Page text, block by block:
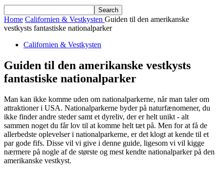
Home Californien & Vestkysten Guiden til den amerikanske
vestkysts fantastiske nationalparker
Californien & Vestkysten
Guiden til den amerikanske vestkysts
fantastiske nationalparker
Man kan ikke komme uden om nationalparkerne, når man taler om
attraktioner i USA. Nationalparkerne byder på naturfænomener, du
ikke finder andre steder samt et dyreliv, der er helt unikt - alt
sammen noget du får lov til at komme helt tæt på. Men for at få de
allerbedste oplevelser i nationalparkerne, er det klogt at kende til et
par gode fifs. Disse vil vi give i denne guide, ligesom vi vil kigge
nærmere på nogle af de største og mest kendte nationalparker på den
amerikanske vestkyst.